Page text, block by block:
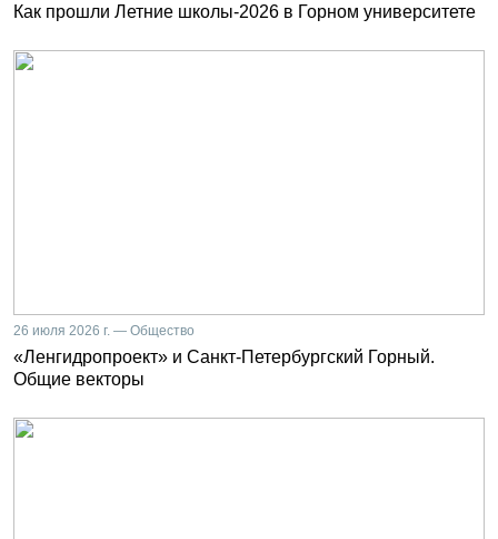
Как прошли Летние школы-2026 в Горном университете
26 июля 2026 г. — Общество
«Ленгидропроект» и Санкт-Петербургский Горный.
Общие векторы